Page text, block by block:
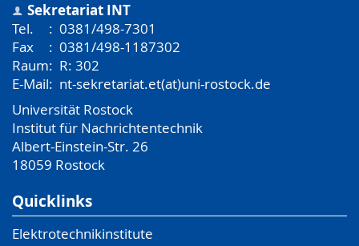
Sekretariat INT
Tel.
: 0381/498-7301
Fax
: 0381/498-1187302
Raum: R: 302
E-Mail: nt-sekretariat.et(at)uni-rostock.de
Universität Rostock
Institut für Nachrichtentechnik
Albert-Einstein-Str. 26
18059 Rostock
Quicklinks
Elektrotechnikinstitute